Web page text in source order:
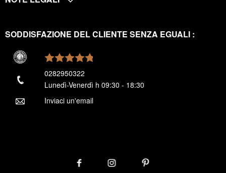
SODDISFAZIONE DEL CLIENTE SENZA EGUALI :
0282950322
Lunedì-Venerdì h 09:30 - 18:30
Inviaci un'email